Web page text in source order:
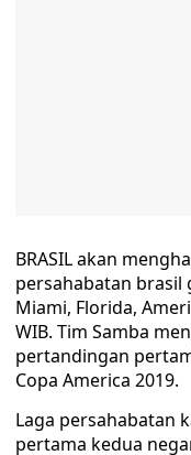
BRASIL akan
persahabatan brasil
Miami, Florida,
WIB. Tim Samba
pertandingan
Copa America 2019.
Laga persahabatan
pertama kedua